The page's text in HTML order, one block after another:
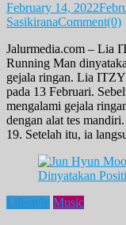
February 14, 2022
SasikiranaComment(0)
Jalurmedia.com – Lia
Running Man
gejala ringan. Lia
pada 13 Februari.
mengalami gejala
dengan alat tes
19. Setelah itu, ia
Lifestyle Music